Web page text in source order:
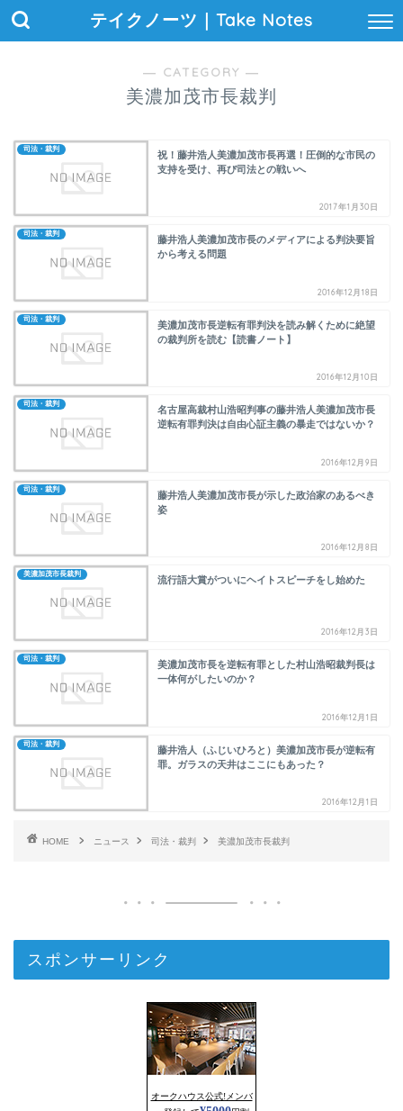
テイクノーツ｜Take Notes
― CATEGORY ―
美濃加茂市長裁判
司法・裁判
祝！藤井浩人美濃加茂市長再選！圧倒的な市民の
支持を受け、再び司法との戦いへ
2017年1月30日
司法・裁判
藤井浩人美濃加茂市長のメディアによる判決要旨
から考える問題
2016年12月18日
司法・裁判
美濃加茂市長逆転有罪判決を読み解くために絶望
の裁判所を読む【読書ノート】
2016年12月10日
司法・裁判
名古屋高裁村山浩昭判事の藤井浩人美濃加茂市長
逆転有罪判決は自由心証主義の暴走ではないか？
2016年12月9日
司法・裁判
藤井浩人美濃加茂市長が示した政治家のあるべき
姿
2016年12月8日
美濃加茂市長裁判
流行語大賞がついにヘイトスピーチをし始めた
2016年12月3日
司法・裁判
美濃加茂市長を逆転有罪とした村山浩昭裁判長は
一体何がしたいのか？
2016年12月1日
司法・裁判
藤井浩人（ふじいひろと）美濃加茂市長が逆転有
罪。ガラスの天井はここにもあった？
2016年12月1日
HOME ニュース 司法・裁判 美濃加茂市長裁判
スポンサーリンク